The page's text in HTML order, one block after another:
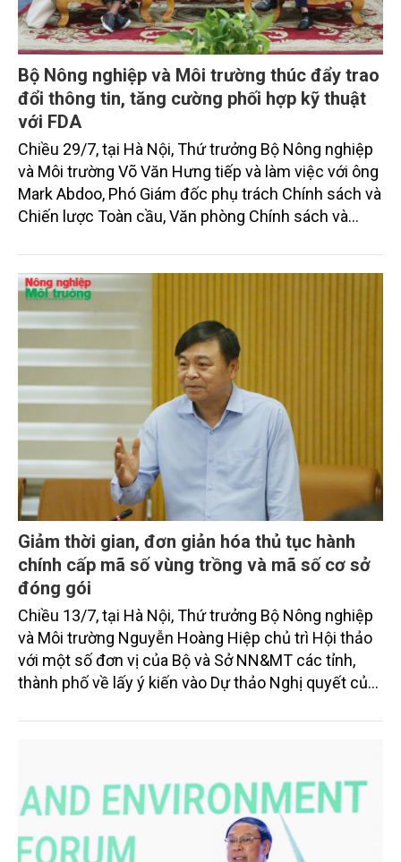
Bộ Nông nghiệp và Môi trường thúc đẩy trao
đổi thông tin, tăng cường phối hợp kỹ thuật
với FDA
Chiều 29/7, tại Hà Nội, Thứ trưởng Bộ Nông nghiệp
và Môi trường Võ Văn Hưng tiếp và làm việc với ông
Mark Abdoo, Phó Giám đốc phụ trách Chính sách và
Chiến lược Toàn cầu, Văn phòng Chính sách và
và Dược phẩm Hoa Kỳ (FDA).
Giảm thời gian, đơn giản hóa thủ tục hành
chính cấp mã số vùng trồng và mã số cơ sở
đóng gói
Chiều 13/7, tại Hà Nội, Thứ trưởng Bộ Nông nghiệp
và Môi trường Nguyễn Hoàng Hiệp chủ trì Hội thảo
với một số đơn vị của Bộ và Sở NN&MT các tỉnh,
thành phố về lấy ý kiến vào Dự thảo Nghị quyết của
chính về mã số vùng trồng, mã số cơ sở đóng gói.